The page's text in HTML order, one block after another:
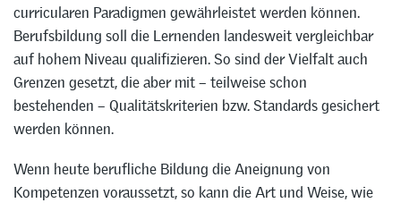
curricularen Paradigmen gewährleistet werden können.
Berufsbildung soll die Lernenden landesweit vergleichbar
auf hohem Niveau qualifizieren. So sind der Vielfalt auch
Grenzen gesetzt, die aber mit – teilweise schon
bestehenden – Qualitätskriterien bzw. Standards gesichert
werden können.
Wenn heute berufliche Bildung die Aneignung von
Kompetenzen voraussetzt, so kann die Art und Weise, wie